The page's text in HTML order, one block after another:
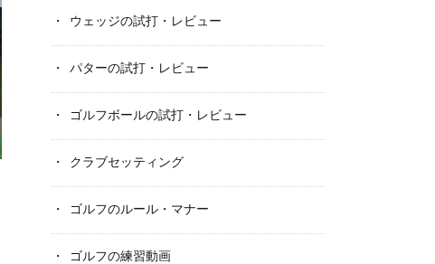
ウェッジの試打・レビュー
パターの試打・レビュー
ゴルフボールの試打・レビュー
クラブセッティング
ゴルフのルール・マナー
ゴルフの練習動画